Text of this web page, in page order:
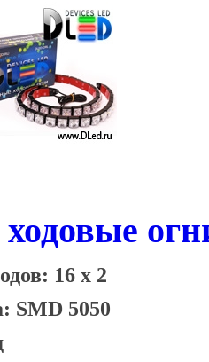
16 x 2
SMD 5050